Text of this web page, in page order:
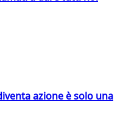
azione è solo una